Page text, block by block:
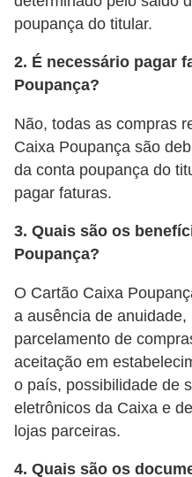
poupança do titular.
2. É necessário pagar
Poupança?
Não, todas as compras
Caixa Poupança são
da conta poupança do
pagar faturas.
3. Quais são os
Poupança?
O Cartão Caixa
a ausência de
parcelamento de
aceitação em
o país, possibilidade de
eletrônicos da Caixa e
lojas parceiras.
4. Quais são os
s
o
r
m
a
s
d
e
p
a
g
a